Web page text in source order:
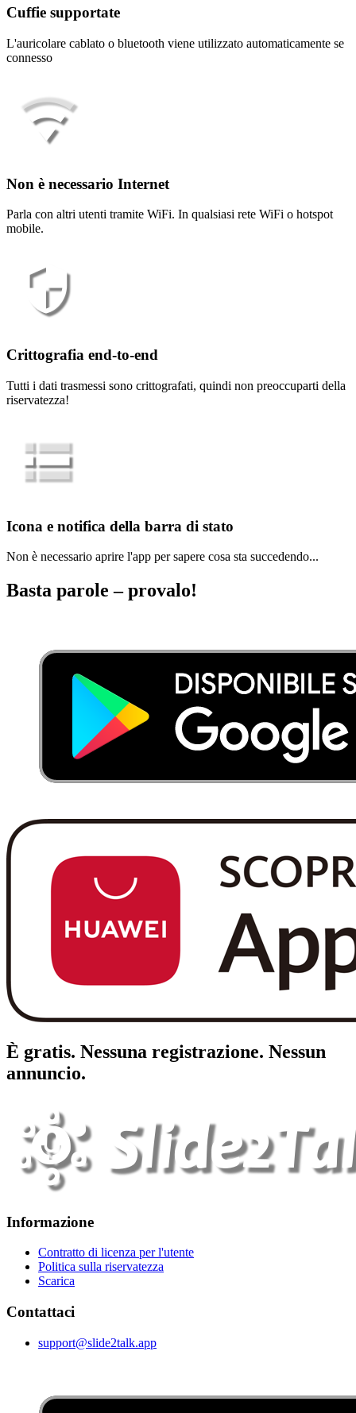
Cuffie supportate
L'auricolare cablato o bluetooth viene utilizzato automaticamente se
connesso
Non è necessario Internet
Parla con altri utenti tramite WiFi. In qualsiasi rete WiFi o hotspot
mobile.
Crittografia end-to-end
Tutti i dati trasmessi sono crittografati, quindi non preoccuparti della
riservatezza!
Icona e notifica della barra di stato
Non è necessario aprire l'app per sapere cosa sta succedendo...
Basta parole –provalo!
È gratis. Nessuna registrazione. Nessun
annuncio.
Informazione
Contratto di licenza per l'utente
Politica sulla riservatezza
Scarica
Contattaci
support@slide2talk.app